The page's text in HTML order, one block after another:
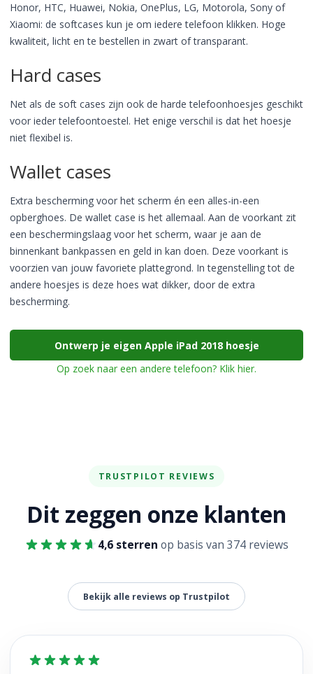
Honor, HTC, Huawei, Nokia, OnePlus, LG, Motorola, Sony of
Xiaomi: de softcases kun je om iedere telefoon klikken. Hoge
kwaliteit, licht en te bestellen in zwart of transparant.
Hard cases
Net als de soft cases zijn ook de harde telefoonhoesjes geschikt
voor ieder telefoontoestel. Het enige verschil is dat het hoesje
niet flexibel is.
Wallet cases
Extra bescherming voor het scherm én een alles-in-een
opberghoes. De wallet case is het allemaal. Aan de voorkant zit
een beschermingslaag voor het scherm, waar je aan de
binnenkant bankpassen en geld in kan doen. Deze voorkant is
voorzien van jouw favoriete plattegrond. In tegenstelling tot de
andere hoesjes is deze hoes wat dikker, door de extra
bescherming.
Ontwerp je eigen Apple iPad 2018 hoesje
Op zoek naar een andere telefoon? Klik hier.
TRUSTPILOT REVIEWS
Dit zeggen onze klanten
4,6 sterren op basis van 374 reviews
Bekijk alle reviews op Trustpilot